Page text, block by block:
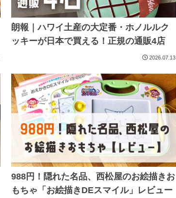
朗報｜ハワイ土産の大定番・ホノルルク
ッキーが日本で買える！正規の通販4店
2026.07.13
988円！隠れた名品、西松屋のお絵描きお
もちゃ「お絵描きDEスマイル」レビュー